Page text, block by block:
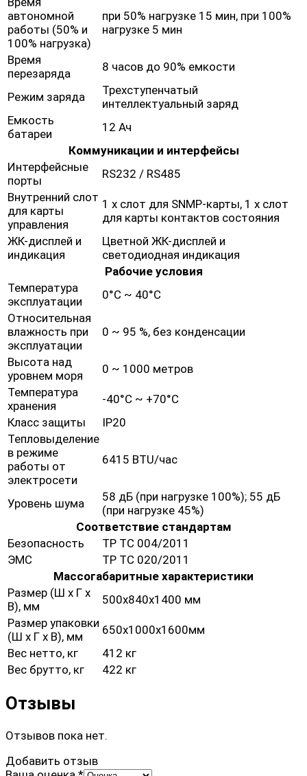
автономной
работы (50% и
100% нагрузка)
при 50% нагрузке 15 мин, при 100%
нагрузке 5 мин
Время
перезаряда
8 часов до 90% емкости
Режим заряда
Трехступенчатый
интеллектуальный заряд
Емкость
батареи
12 Ач
Коммуникации и интерфейсы
Интерфейсные
порты
RS232 / RS485
Внутренний слот
для карты
управления
1 х слот для SNMP-карты, 1 х слот
для карты контактов состояния
ЖК-дисплей и
индикация
Цветной ЖК-дисплей и
светодиодная индикация
Рабочие условия
Температура
эксплуатации
0°C ~ 40°C
Относительная
влажность при
эксплуатации
0 ~ 95 %, без конденсации
Высота над
уровнем моря
0 ~ 1000 метров
Температура
хранения
-40°C ~ +70°C
Класс защиты
IP20
Тепловыделение
в режиме
работы от
электросети
6415 BTU/час
Уровень шума
58 дБ (при нагрузке 100%); 55 дБ
(при нагрузке 45%)
Соответствие стандартам
Безопасность
ТР ТС 004/2011
ЭМС
ТР ТС 020/2011
Массогабаритные характеристики
Размер (Ш х Г х
В), мм
500х840х1400 мм
Размер упаковки
(Ш х Г х В), мм
650х1000х1600мм
Вес нетто, кг
412 кг
Вес брутто, кг
422 кг
Отзывы
Отзывов пока нет.
Добавить отзыв